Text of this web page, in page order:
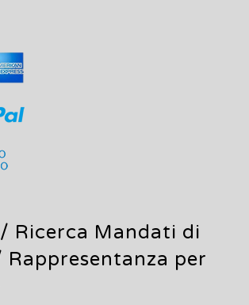
Ricerca Mandati di
Rappresentanza per